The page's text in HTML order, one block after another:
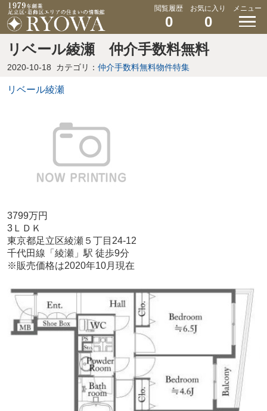
閲覧履歴
0
お気に入り
0
メニュー
リベール綾瀬 仲介手数料無料
2020-10-18 カテゴリ： 仲介手数料無料物件特集
リベール綾瀬
3799万円
3ＬＤＫ
東京都足立区綾瀬５丁目24-12
千代田線「綾瀬」駅 徒歩9分
※販売価格は2020年10月現在